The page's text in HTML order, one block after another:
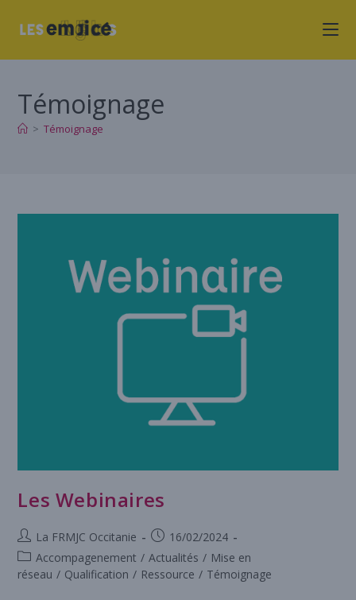
Témoignage
> Témoignage
Les Webinaires
La FRMJC Occitanie
16/02/2024
Accompagenement / Actualités / Mise en
réseau / Qualification / Ressource / Témoignage